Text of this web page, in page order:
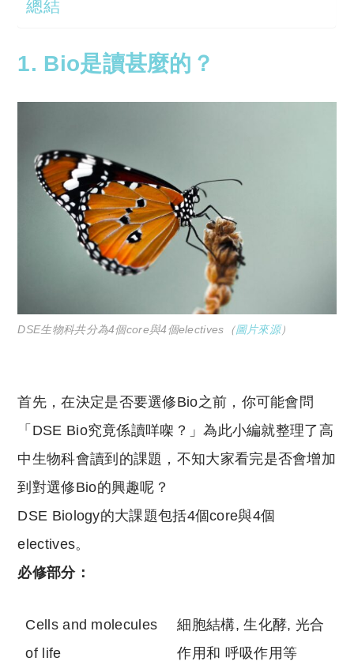
總結
1. Bio是讀甚麼的？
DSE生物科共分為4個core與4個electives（圖片來源）
首先，在決定是否要選修Bio之前，你可能會問
「DSE Bio究竟係讀咩㗎？」為此小編就整理了高
中生物科會讀到的課題，不知大家看完是否會增加
到對選修Bio的興趣呢？
DSE Biology的大課題包括4個core與4個
electives。
必修部分：
Cells and molecules
of life
細胞結構, 生化酵, 光合
作用和 呼吸作用等